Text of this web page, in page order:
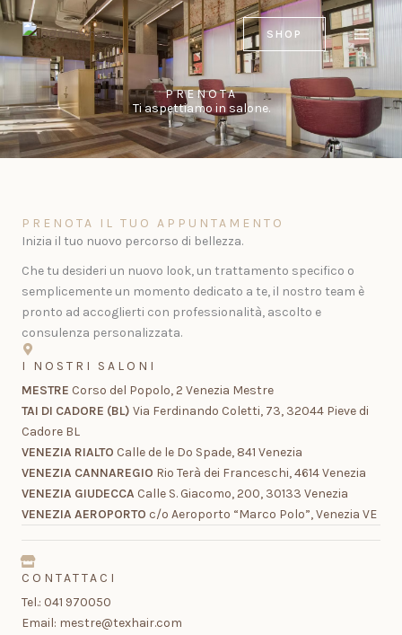
Vai
contenuto
SHOP
PRENOTA
Ti aspettiamo in salone.
PRENOTA IL TUO APPUNTAMENTO
Inizia il tuo nuovo percorso di bellezza.
Che tu desideri un nuovo look, un trattamento specifico o
semplicemente un momento dedicato a te, il nostro team è
pronto ad accoglierti con professionalità, ascolto e
consulenza personalizzata.
I NOSTRI SALONI
MESTRE Corso del Popolo, 2 Venezia Mestre
TAI DI CADORE (BL) Via Ferdinando Coletti, 73, 32044 Pieve di
Cadore BL
VENEZIA RIALTO Calle de le Do Spade, 841 Venezia
VENEZIA CANNAREGIO Rio Terà dei Franceschi, 4614 Venezia
VENEZIA GIUDECCA Calle S. Giacomo, 200, 30133 Venezia
VENEZIA AEROPORTO c/o Aeroporto “Marco Polo”, Venezia VE
CONTATTACI
Tel.: 041 970050
Email: mestre@texhair.com